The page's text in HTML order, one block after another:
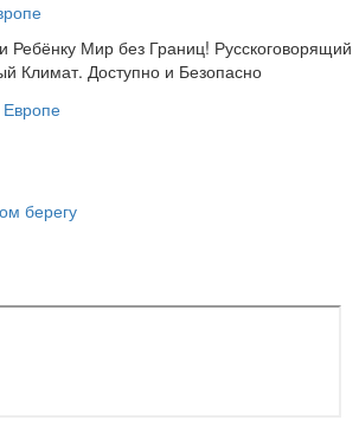
Мир без Границ! Русскоговорящий
Климат. Доступно и Безопасно
берегу